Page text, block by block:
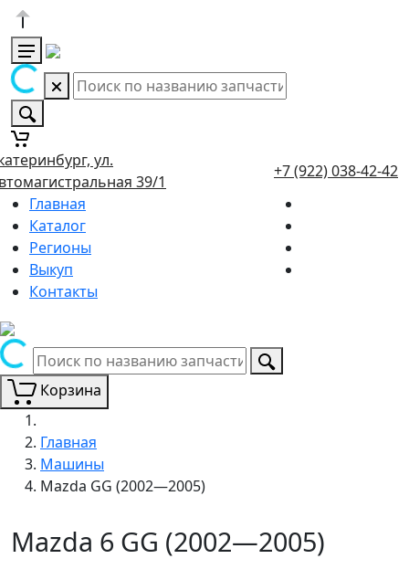
ул.
39/1
+7 (922) 038-42-42
Главная
Каталог
Регионы
Выкуп
Контакты
Корзина
Главная
Машины
Mazda GG (2002—2005)
Mazda 6 GG (2002—2005)